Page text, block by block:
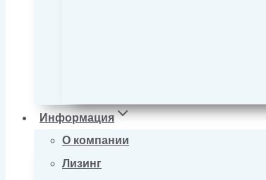
Информация
О компании
Лизинг